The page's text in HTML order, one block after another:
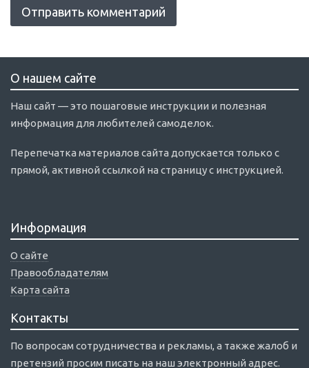
О нашем сайте
Наш сайт — это пошаговые инструкции и полезная
информация для любителей самоделок.
Перепечатка материалов сайта допускается только с
прямой, активной ссылкой на страницу с инструкцией.
Информация
О сайте
Правообладателям
Карта сайта
Контакты
По вопросам сотрудничества и рекламы, а также жалоб и
претензий просим писать на наш электронный адрес.